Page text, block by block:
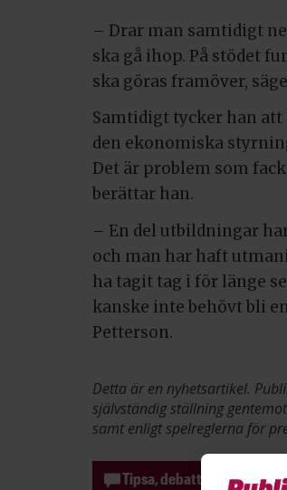
– Drar man samtidigt
ska gå ihop. På stödet
ska göras framöver,
Samtidigt tycker han
den ekonomiska
Det är problem som
berättar han.
– En del utbildningar
och man har haft
ha tagit tag i för länge
kanske inte behövt bli
Petterson.
Detta är en nyhetsartikel.
självständig ställning
samt enligt spelreglerna för
Tipsa, debattera eller